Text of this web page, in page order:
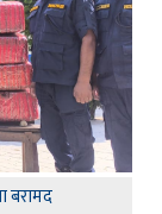
बरामद